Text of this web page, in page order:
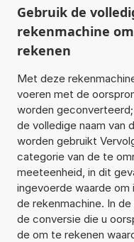
Gebruik de
rekenmachine
rekenen
Met deze
voeren met de
worden
de volledige naam van
worden gebruikt
categorie van de te
meeteenheid, in dit
ingevoerde waarde om
de rekenmachine. In
de conversie die u
de om te rekenen